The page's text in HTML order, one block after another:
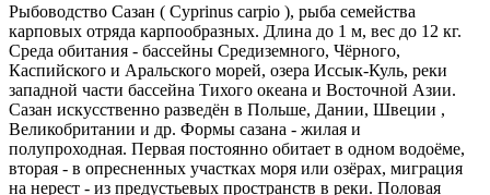
Рыбоводство Сазан ( Cyprinus carpio ), рыба семейства
карповых отряда карпообразных. Длина до 1 м, вес до 12 кг.
Среда обитания - бассейны Средиземного, Чёрного,
Каспийского и Аральского морей, озера Иссык-Куль, реки
западной части бассейна Тихого океана и Восточной Азии.
Сазан искусственно разведён в Польше, Дании, Швеции ,
Великобритании и др. Формы сазана - жилая и
полупроходная. Первая постоянно обитает в одном водоёме,
вторая - в опресненных участках моря или озёрах, миграция
на нерест - из предустьевых пространств в реки. Половая